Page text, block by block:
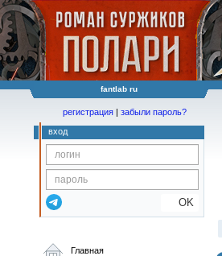
fantlab ru
регистрация | забыли пароль?
вход
OK
Главная